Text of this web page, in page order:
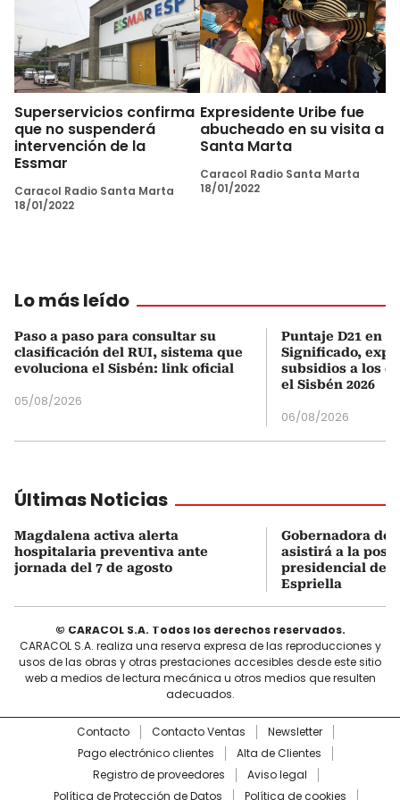
Superservicios confirma
que no suspenderá
intervención de la
Essmar
Caracol Radio Santa Marta
18/01/2022
Expresidente Uribe fue
abucheado en su visita a
Santa Marta
Caracol Radio Santa Marta
18/01/2022
Lo más leído
Paso a paso para consultar su
clasificación del RUI, sistema que
evoluciona el Sisbén: link oficial
05/08/2026
Puntaje D21 en
Significado,
subsidios a los
el Sisbén 2026
06/08/2026
Últimas Noticias
Magdalena activa alerta
hospitalaria preventiva ante
jornada del 7 de agosto
Gobernadora del
asistirá a la
presidencial de
Espriella
© CARACOL S.A. Todos los derechos reservados.
CARACOL S.A. realiza una reserva expresa de las reproducciones y
usos de las obras y otras prestaciones accesibles desde este sitio
web a medios de lectura mecánica u otros medios que resulten
adecuados.
Contacto Contacto Ventas
Newsletter
Pago electrónico clientes
Alta de Clientes
Registro de proveedores
Aviso legal
Política de Protección de Datos
Política de cookies